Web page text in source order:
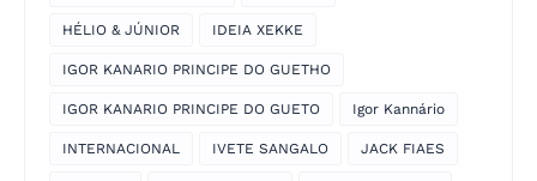
HÉLIO & JÚNIOR IDEIA XEKKE
IGOR KANARIO PRINCIPE DO GUETHO
IGOR KANARIO PRINCIPE DO GUETO Igor Kannário
INTERNACIONAL IVETE SANGALO JACK FIAES